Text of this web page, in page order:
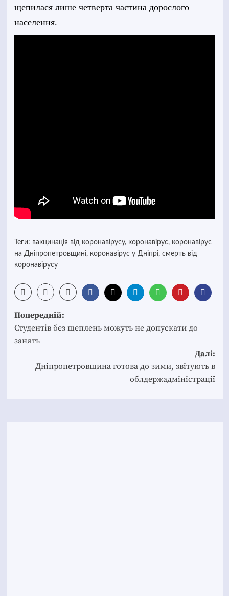
щепилася лише четверта частина дорослого
населення.
Теги: вакцинація від коронавірусу, коронавірус, коронавірус
на Дніпропетровщині, коронавірус у Дніпрі, смерть від
коронавірусу
Post
navigation
Попередній:
Студентів без щеплень можуть не допускати до
занять
Далі:
Дніпропетровщина готова до зими, звітують в
облдержадміністрації